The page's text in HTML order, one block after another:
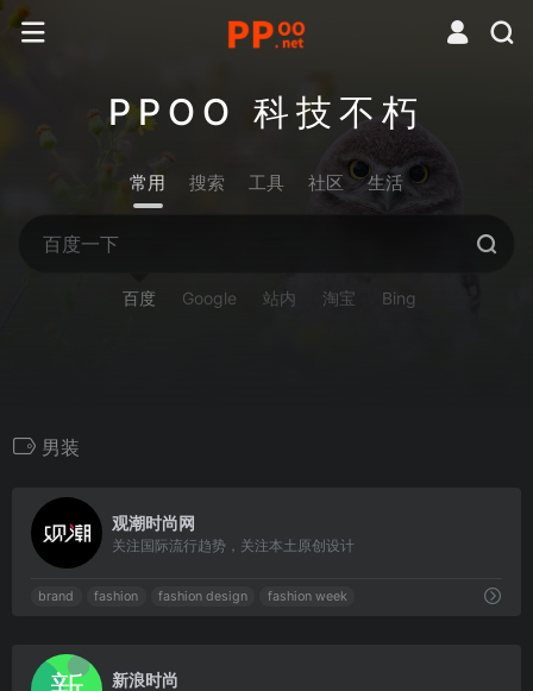
PPOO 科技不朽
常用 搜索 工具 社区 生活
百度 Google 站内 淘宝 Bing
男装
观潮时尚网
关注国际流行趋势，关注本土原创设计
brand fashion fashion design fashion week
新浪时尚